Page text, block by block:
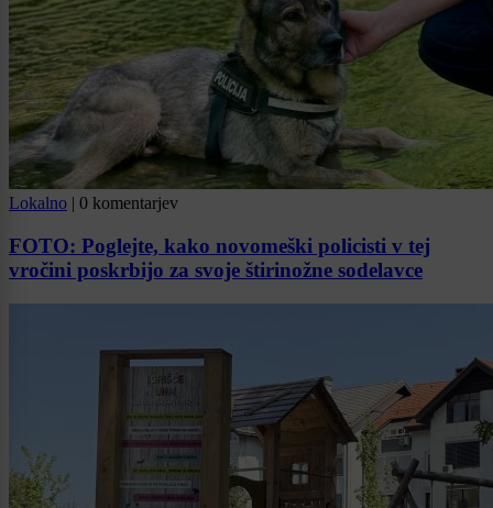
Lokalno | 0 komentarjev
FOTO: Poglejte, kako novomeški policisti v tej
vročini poskrbijo za svoje štirinožne sodelavce